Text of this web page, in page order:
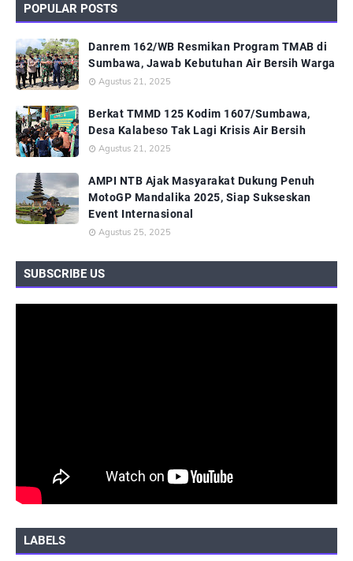
POPULAR POSTS
Danrem 162/WB Resmikan Program TMAB di
Sumbawa, Jawab Kebutuhan Air Bersih Warga
Agustus 21, 2025
Berkat TMMD 125 Kodim 1607/Sumbawa,
Desa Kalabeso Tak Lagi Krisis Air Bersih
Agustus 21, 2025
AMPI NTB Ajak Masyarakat Dukung Penuh
MotoGP Mandalika 2025, Siap Sukseskan
Event Internasional
Agustus 25, 2025
SUBSCRIBE US
LABELS